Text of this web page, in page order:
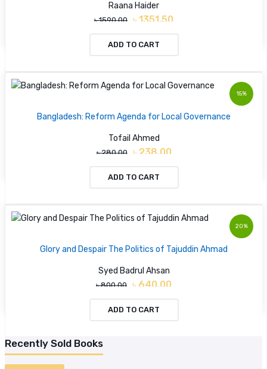
Raana Haider
৳ 1590.00 ৳ 1351.50
ADD TO CART
15%
Bangladesh: Reform Agenda for Local Governance
Tofail Ahmed
৳ 280.00 ৳ 238.00
ADD TO CART
20%
Glory and Despair The Politics of Tajuddin Ahmad
Syed Badrul Ahsan
৳ 800.00 ৳ 640.00
ADD TO CART
Recently Sold Books